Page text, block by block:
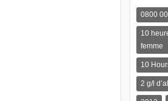
0800
10
femme
10
2 g/l